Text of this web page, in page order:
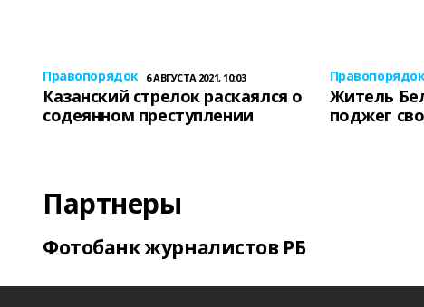
Правопорядок 6 АВГУСТА 2021, 10:03
Казанский стрелок раскаялся о
содеянном преступлении
Житель
поджег
Партнеры
Фотобанк журналистов РБ